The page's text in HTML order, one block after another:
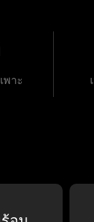
พาะ